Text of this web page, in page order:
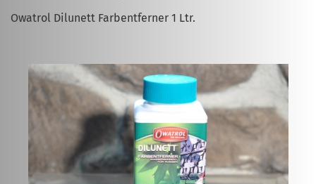
Owatrol Dilunett Farbentferner 1 Ltr.